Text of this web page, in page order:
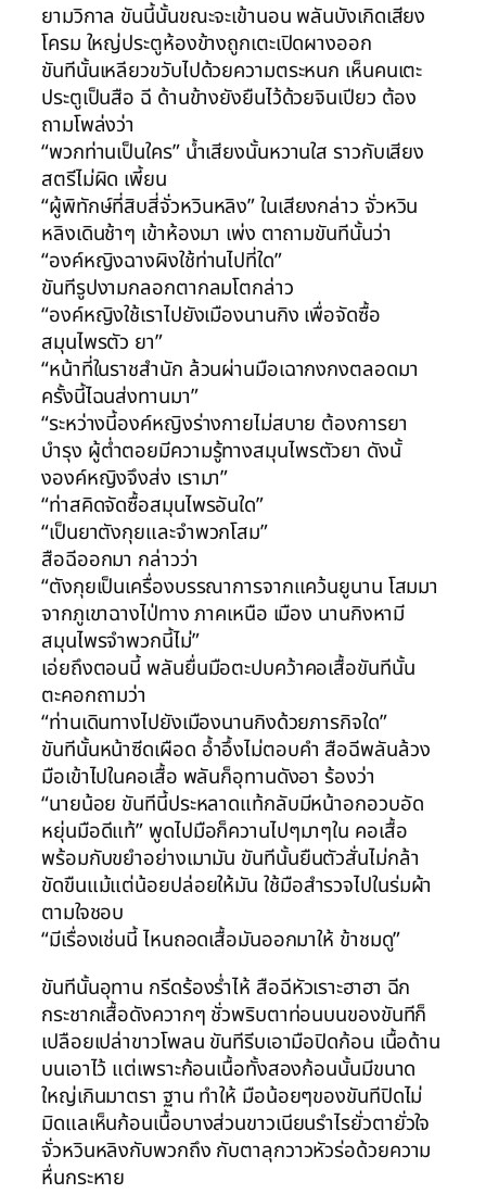
ยามวิกาล ขันนี้นั้นขณะจะเข้านอน พลันบังเกิดเสียง
โครม ใหญ่ประตูห้องข้างถูกเตะเปิดผางออก
ขันทีนั้นเหลียวขวับไปด้วยความตระหนก เห็นคนเตะ
ประตูเป็นสือ ฉี ด้านข้างยังยืนไว้ด้วยจินเปียว ต้อง
ถามโพล่งว่า
“พวกท่านเป็นใคร” น้ำเสียงนั้นหวานใส ราวกับเสียง
สตรีไม่ผิด เพี้ยน
“ผู้พิทักษ์ที่สิบสี่จั่วหวินหลิง” ในเสียงกล่าว จั่วหวิน
หลิงเดินช้าๆ เข้าห้องมา เพ่ง ตาถามขันทีนั้นว่า
“องค์หญิงฉางผิงใช้ท่านไปที่ใด”
ขันทีรูปงามกลอกตากลมโตกล่าว
“องค์หญิงใช้เราไปยังเมืองนานกิง เพื่อจัดซื้อ
สมุนไพรตัว ยา”
“หน้าที่ในราชสำนัก ล้วนผ่านมือเฉากงกงตลอดมา
ครั้งนี้ไฉนส่งทานมา”
“ระหว่างนี้องค์หญิงร่างกายไม่สบาย ต้องการยา
บำรุง ผู้ต่ำตอยมีความรู้ทางสมุนไพรตัวยา ดังนั้
งองค์หญิงจึงส่ง เรามา”
“ท่าสคิดจัดซื้อสมุนไพรอันใด”
“เป็นยาตังกุยและจำพวกโสม”
สือฉีออกมา กล่าวว่า
“ตังกุยเป็นเครื่องบรรณาการจากแคว้นยูนาน โสมมา
จากภูเขาฉางไป่ทาง ภาคเหนือ เมือง นานกิงหามี
สมุนไพรจำพวกนี้ไม่”
เอ่ยถึงตอนนี้ พลันยื่นมือตะปบคว้าคอเสื้อขันทีนั้น
ตะคอกถามว่า
“ท่านเดินทางไปยังเมืองนานกิงด้วยภารกิจใด”
ขันทีนั้นหน้าซีดเผือด อ้ำอึ้งไม่ตอบคำ สือฉีพลันล้วง
มือเข้าไปในคอเสื้อ พลันก็อุทานดังอา ร้องว่า
“นายน้อย ขันทีนี้ประหลาดแท้กลับมีหน้าอกอวบอัด
หยุ่นมือดีแท้” พูดไปมือก็ควานไปๆมาๆใน คอเสื้อ
พร้อมกับขยำอย่างเมามัน ขันทีนั้นยืนตัวสั่นไม่กล้า
ขัดขืนแม้แต่น้อยปล่อยให้มัน ใช้มือสำรวจไปในร่มผ้า
ตามใจชอบ
“มีเรื่องเช่นนี้ ไหนถอดเสื้อมันออกมาให้ ข้าชมดู”
ขันทีนั้นอุทาน กรีดร้องร่ำไห้ สือฉีหัวเราะฮาฮา ฉีก
กระชากเสื้อดังควากๆ ชั่วพริบตาท่อนบนของขันทีก็
เปลือยเปล่าขาวโพลน ขันทีรีบเอามือปิดก้อน เนื้อด้าน
บนเอาไว้ แต่เพราะก้อนเนื้อทั้งสองก้อนนั้นมีขนาด
ใหญ่เกินมาตรา ฐาน ทำให้ มือน้อยๆของขันทีปิดไม่
มิดแลเห็นก้อนเนื้อบางส่วนขาวเนียนรำไรยั่วตายั่วใจ
จั่วหวินหลิงกับพวกถึง กับตาลุกวาวหัวร่อด้วยความ
หื่นกระหาย